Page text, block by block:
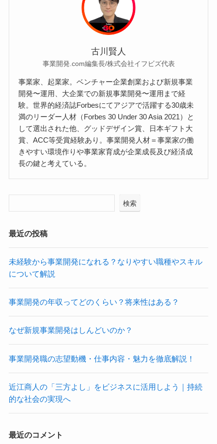
古川賢人
事業開発.com編集長/株式会社イフビズ代表
事業家、起業家。ベンチャー企業創業および新規事業
開発〜運用、大企業での新規事業開発〜運用まで経
験。世界的経済誌Forbesにてアジアで活躍する30歳未
満のリーダー人材（Forbes 30 Under 30 Asia 2021）と
して選出された他、グッドデザイン賞、日本ギフト大
賞、ACC等受賞経験あり。事業開発人材＝事業家の働
きやすい環境作りや事業家育成が企業成長及び経済成
長の鍵と考えている。
検索
最近の投稿
未経験から事業開発になれる？なりやすい職種やスキル
について解説
事業開発の年収ってどのくらい？将来性はある？
なぜ新規事業開発はしんどいのか？
事業開発職の志望動機・仕事内容・魅力を徹底解説！
近江商人の「三方よし」をビジネスに活用しよう｜持続
的な社会の実現へ
最近のコメント